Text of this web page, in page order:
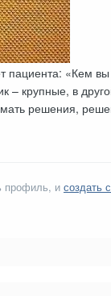
пациента: «Кем
– крупные, в
решения,
профиль, и создать